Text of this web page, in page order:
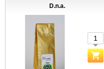
D.n.a.